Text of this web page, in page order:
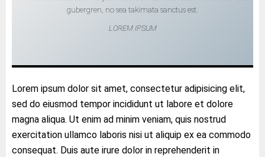
gubergren, no sea takimata sanctus est.
LOREM IPSUM
Lorem ipsum dolor sit amet, consectetur adipisicing elit,
sed do eiusmod tempor incididunt ut labore et dolore
magna aliqua. Ut enim ad minim veniam, quis nostrud
exercitation ullamco laboris nisi ut aliquip ex ea commodo
consequat. Duis aute irure dolor in reprehenderit in